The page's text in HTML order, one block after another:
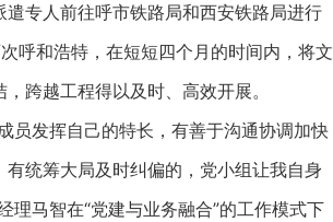
专人前往呼市铁路局和西安铁路局进行
呼和浩特，在短短四个月的时间内，将文
跨越工程得以及时、高效开展。
发挥自己的特长，有善于沟通协调加快
统筹大局及时纠偏的，党小组让我自身
理马智在“党建与业务融合”的工作模式下